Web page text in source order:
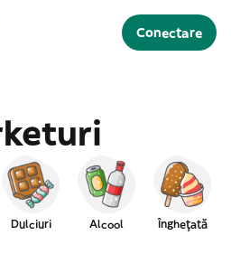
Conectare
Dulciuri Alcool Înghețată